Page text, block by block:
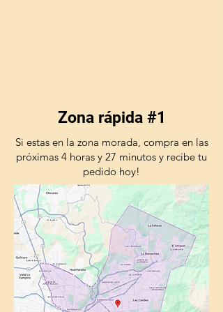
Zona rápida #1
Si estas en la zona morada, compra en las
próximas 4 horas y 27 minutos y recibe tu
pedido hoy!